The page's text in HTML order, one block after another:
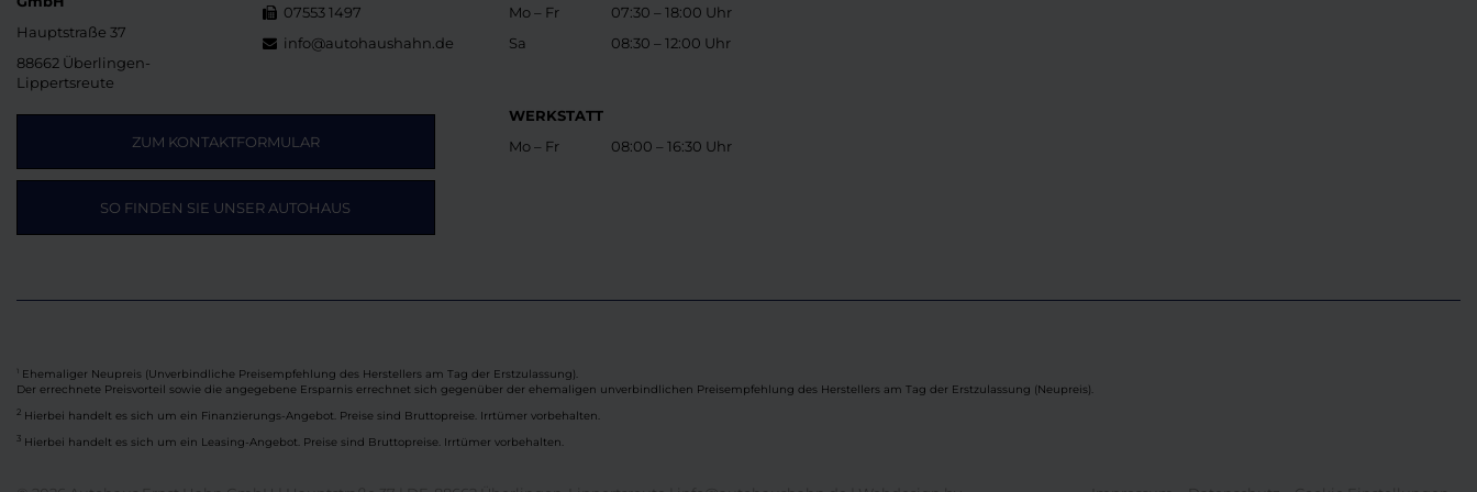
Hauptstraße 37
88662 Überlingen-
Lippertsreute
07553 1497
info@autohaushahn.de
ZUM KONTAKTFORMULAR
SO FINDEN SIE UNSER AUTOHAUS
Mo – Fr
Sa
07:30 – 18:00 Uhr
08:30 – 12:00 Uhr
WERKSTATT
Mo – Fr
08:00 – 16:30 Uhr
Ehemaliger Neupreis (Unverbindliche Preisempfehlung des Herstellers am Tag der Erstzulassung).
Der errechnete Preisvorteil sowie die angegebene Ersparnis errechnet sich gegenüber der ehemaligen unverbindlichen Preisempfehlung des Herstellers am Tag der Erstzulassung (Neupreis).
2 Hierbei handelt es sich um ein Finanzierungs-Angebot. Preise sind Bruttopreise. Irrtümer vorbehalten.
3 Hierbei handelt es sich um ein Leasing-Angebot. Preise sind Bruttopreise. Irrtümer vorbehalten.